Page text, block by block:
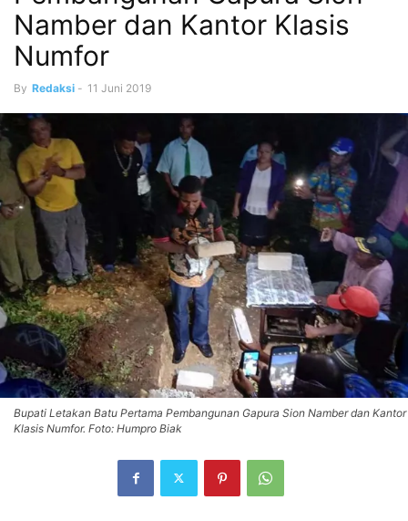
Namber dan Kantor Klasis
Numfor
By Redaksi - 11 Juni 2019
Bupati Letakan Batu Pertama Pembangunan Gapura Sion Namber dan Kantor
Klasis Numfor. Foto: Humpro Biak